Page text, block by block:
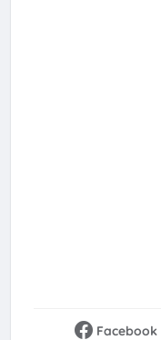
Facebook